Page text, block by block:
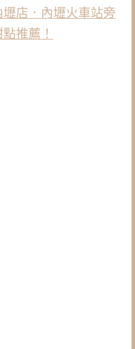
店．內壢火車站旁
推薦！